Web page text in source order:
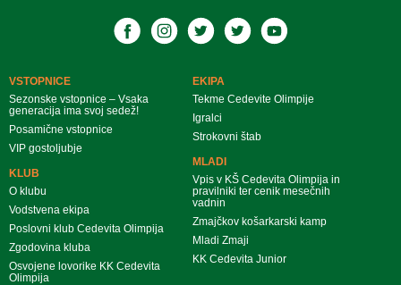
VSTOPNICE
Sezonske vstopnice – Vsaka
generacija ima svoj sedež!
Posamične vstopnice
VIP gostoljubje
KLUB
O klubu
Vodstvena ekipa
Poslovni klub Cedevita Olimpija
Zgodovina kluba
Osvojene lovorike KK Cedevita
Olimpija
EKIPA
Tekme Cedevite Olimpije
Igralci
Strokovni štab
MLADI
Vpis v KŠ Cedevita Olimpija in
pravilniki ter cenik mesečnih
vadnin
Zmajčkov košarkarski kamp
Mladi Zmaji
KK Cedevita Junior